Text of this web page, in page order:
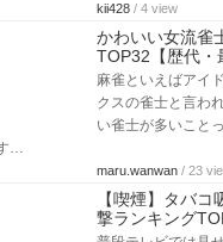
kii428 / 4 view
かわいい女流雀
TOP32【歴代・
麻雀といえばアイ
クスの雀士と言わ
い雀士が多いこと
…
maru.wanwan / 23
【喫煙】タバ
撃ランキング